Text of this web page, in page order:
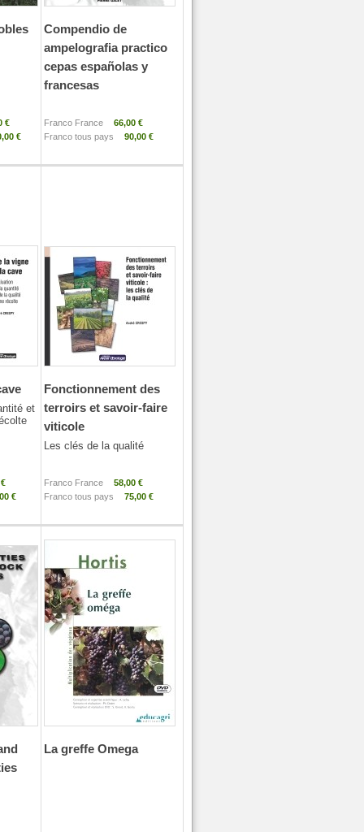
€
€
Compendio de
ampelografia practico
cepas españolas y
francesas
Franco France
66,00 €
Franco tous pays
90,00 €
et
€
Fonctionnement des
terroirs et savoir-faire
viticole
Les clés de la qualité
Franco France
58,00 €
Franco tous pays
75,00 €
La greffe Omega